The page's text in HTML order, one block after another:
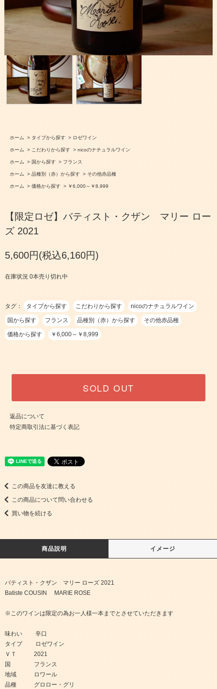
ホーム > タイプから探す > ロゼワイン
ホーム > こだわりから探す > nicoのナチュラルワイン
ホーム > 国から探す > フランス
ホーム > 品種別（赤）から探す > その他赤品種
ホーム > 価格から探す > ￥6,000～￥8,999
【限定ロゼ】バティスト・クザン マリー ロー
ズ 2021
5,600円(税込6,160円)
在庫状況 0本売り切れ中
タグ： タイプから探す こだわりから探す nicoのナチュラルワイン
国から探す フランス 品種別（赤）から探す その他赤品種
価格から探す ￥6,000～￥8,999
SOLD OUT
返品について
特定商取引法に基づく表記
この商品を友達に教える
この商品について問い合わせる
買い物を続ける
商品説明 イメージ
バティスト・クザン マリー ローズ 2021
Batiste COUSIN MARIE ROSE
※このワインは限定の為お一人様一本までとさせていただきます
味わい 辛口
タイプ ロゼワイン
ＶＴ 2021
国 フランス
地域 ロワール
品種 グロロー・グリ